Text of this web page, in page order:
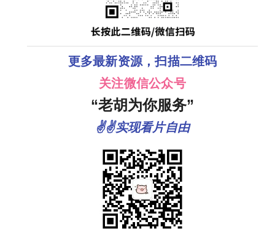
更多最新资源，扫描二维码
关注微信公众号
“老胡为你服务”
✌✌实现看片自由